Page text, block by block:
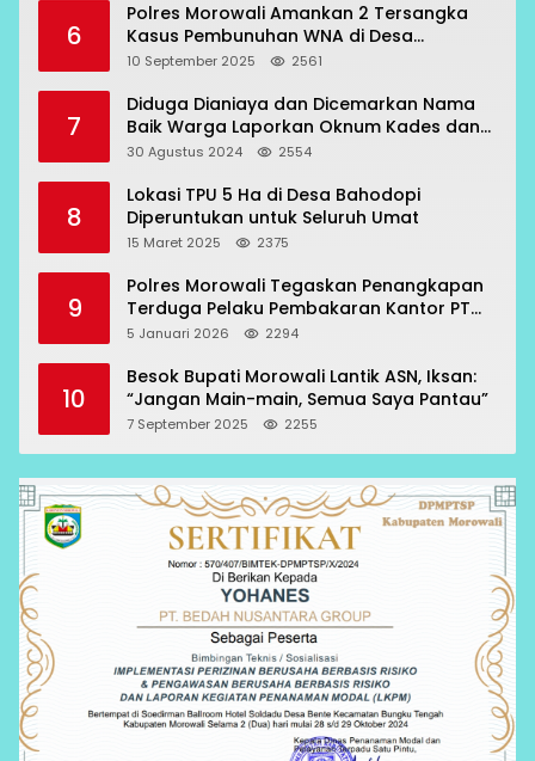
6
Polres Morowali Amankan 2 Tersangka
Kasus Pembunuhan WNA di Desa
Topogaro
10 September 2025 2561
7
Diduga Dianiaya dan Dicemarkan Nama
Baik Warga Laporkan Oknum Kades dan
Oknum Polisi
30 Agustus 2024 2554
8
Lokasi TPU 5 Ha di Desa Bahodopi
Diperuntukan untuk Seluruh Umat
15 Maret 2025 2375
9
Polres Morowali Tegaskan Penangkapan
Terduga Pelaku Pembakaran Kantor PT
RCP Sesuai Prosedur
5 Januari 2026 2294
10
Besok Bupati Morowali Lantik ASN, Iksan:
“Jangan Main-main, Semua Saya Pantau”
7 September 2025 2255